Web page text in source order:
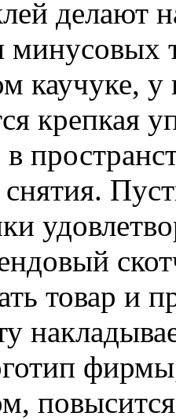
делают
минусовых
каучуке,
крепкая
снятия.
товар и